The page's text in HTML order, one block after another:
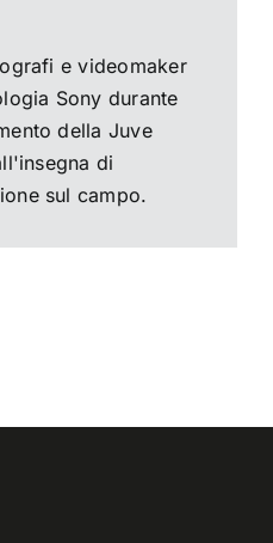
e videomaker
Sony durante
della Juve
di
sul campo.